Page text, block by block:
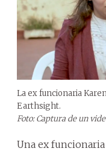
La ex funcionaria
Earthsight.
Foto: Captura de un
Una ex